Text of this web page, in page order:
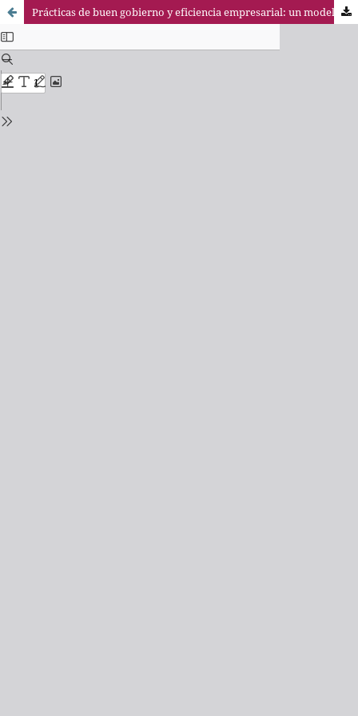
Prácticas de buen gobierno y eficiencia empresarial: un modelo de gobierno corporativo para las empresas del IBEX35